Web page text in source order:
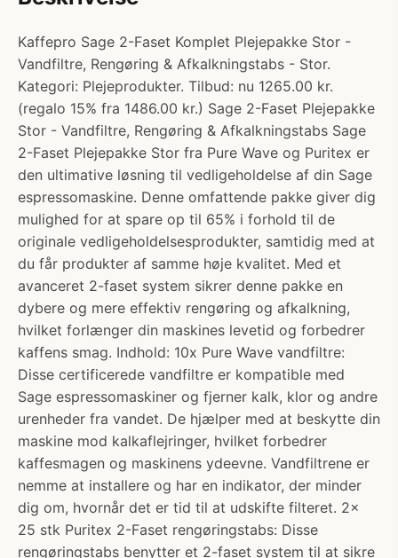
Kaffepro Sage 2-Faset Komplet Plejepakke Stor -
Vandfiltre, Rengøring & Afkalkningstabs - Stor.
Kategori: Plejeprodukter. Tilbud: nu 1265.00 kr.
(regalo 15% fra 1486.00 kr.) Sage 2-Faset Plejepakke
Stor - Vandfiltre, Rengøring & Afkalkningstabs Sage
2-Faset Plejepakke Stor fra Pure Wave og Puritex er
den ultimative løsning til vedligeholdelse af din Sage
espressomaskine. Denne omfattende pakke giver dig
mulighed for at spare op til 65% i forhold til de
originale vedligeholdelsesprodukter, samtidig med at
du får produkter af samme høje kvalitet. Med et
avanceret 2-faset system sikrer denne pakke en
dybere og mere effektiv rengøring og afkalkning,
hvilket forlænger din maskines levetid og forbedrer
kaffens smag. Indhold: 10x Pure Wave vandfiltre:
Disse certificerede vandfiltre er kompatible med
Sage espressomaskiner og fjerner kalk, klor og andre
urenheder fra vandet. De hjælper med at beskytte din
maskine mod kalkaflejringer, hvilket forbedrer
kaffesmagen og maskinens ydeevne. Vandfiltrene er
nemme at installere og har en indikator, der minder
dig om, hvornår det er tid til at udskifte filteret. 2x
25 stk Puritex 2-Faset rengøringstabs: Disse
rengøringstabs benytter et 2-faset system til at sikre